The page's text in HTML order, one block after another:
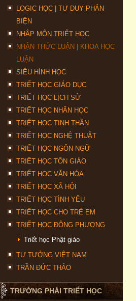
LOGIC HỌC | TƯ DUY PHẢN
BIỆN
NHẬP MÔN TRIẾT HỌC
NHẬN THỨC LUẬN | KHOA HỌC
LUẬN
SIÊU HÌNH HỌC
TRIẾT HỌC GIÁO DỤC
TRIẾT HỌC LỊCH SỬ
TRIẾT HỌC NHÂN HỌC
TRIẾT HỌC TINH THẦN
TRIẾT HỌC NGHỆ THUẬT
TRIẾT HỌC NGÔN NGỮ
TRIẾT HỌC TÔN GIÁO
TRIẾT HỌC VĂN HÓA
TRIẾT HỌC XÃ HỘI
TRIẾT HỌC TÌNH YÊU
TRIẾT HỌC CHO TRẺ EM
TRIẾT HỌC ĐÔNG PHƯƠNG
Triết học Phật giáo
TƯ TƯỞNG VIỆT NAM
TRẦN ĐỨC THẢO
TRƯỜNG PHÁI TRIẾT HỌC